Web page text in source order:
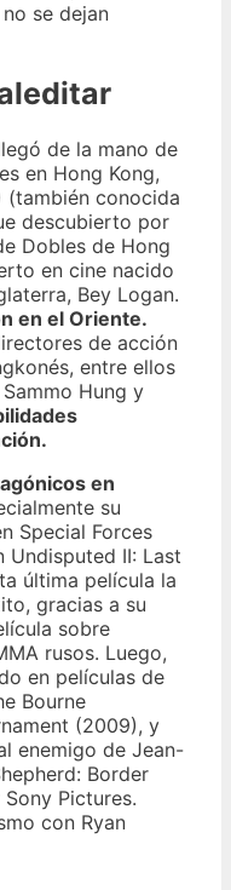
se dejan
de la mano de
en Hong Kong,
(también conocida
descubierto por
Dobles de Hong
en cine nacido
Bey Logan.
en el Oriente.
de acción
entre ellos
Hung y
en
su
Special Forces
Undisputed II: Last
última película la
gracias a su
sobre
rusos. Luego,
en películas de
Bourne
(2009), y
enemigo de Jean-
Border
Pictures.
con Ryan